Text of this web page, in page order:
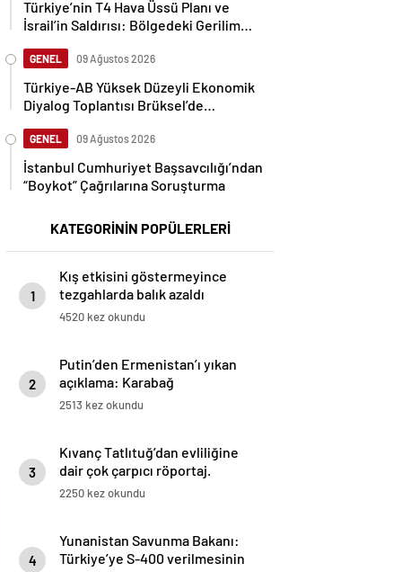
Türkiye’nin T4 Hava Üssü Planı ve
İsrail’in Saldırısı: Bölgedeki Gerilim
GENEL 09 Ağustos 2026
Türkiye-AB Yüksek Düzeyli Ekonomik
Diyalog Toplantısı Brüksel’de
GENEL 09 Ağustos 2026
İstanbul Cumhuriyet Başsavcılığı’ndan
“Boykot” Çağrılarına Soruşturma
KATEGORİNİN POPÜLERLERİ
1
Kış etkisini göstermeyince
tezgahlarda balık azaldı
4520 kez okundu
2
Putin’den Ermenistan’ı yıkan
açıklama: Karabağ
Azerbaycan’ın ayrılmaz bir
2513 kez okundu
3
Kıvanç Tatlıtuğ’dan evliliğine
dair çok çarpıcı röportaj.
2250 kez okundu
4
Yunanistan Savunma Bakanı:
Türkiye’ye S-400 verilmesinin